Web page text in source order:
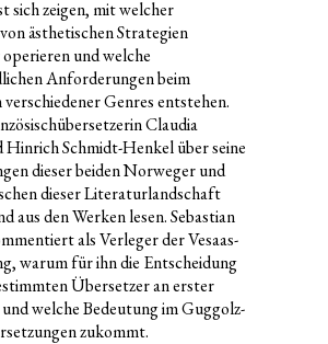
sich zeigen, mit welcher
ästhetischen Strategien
und welche
Anforderungen beim
Genres entstehen.
Claudia
Schmidt-Henkel über seine
dieser beiden Norweger und
dieser Literaturlandschaft
aus den Werken lesen. Sebastian
als Verleger der Vesaas-
warum für ihn die Entscheidung
Übersetzer an erster
welche Bedeutung im Guggolz-
zukommt.